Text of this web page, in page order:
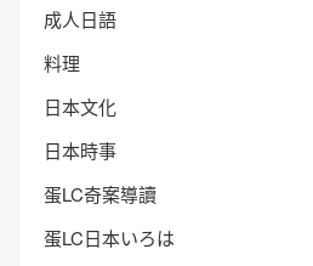
成人日語
料理
日本文化
日本時事
蛋LC奇案導讀
蛋LC日本いろは